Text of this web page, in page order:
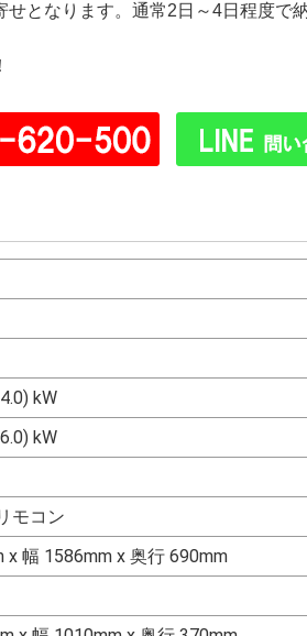
せとなります。通常2日～4日程度で
kW
kW
モコン
x 幅 1586mm x 奥行 690mm